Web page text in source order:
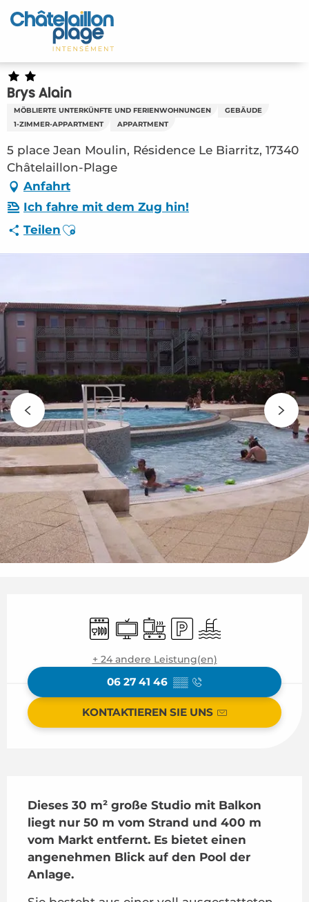
Aller
au
principal
Startseite - DE
Entdecken Sie
Aktivitäten
Treffpunkt
Ihr Aufenthalt - DE
HLO – Brys Alain (Châtelaillon-Plage)
Brys Alain
MÖBLIERTE UNTERKÜNFTE UND FERIENWOHNUNGEN
GEBÄUDE
1-ZIMMER-APPARTMENT
APPARTMENT
5 place Jean Moulin, Résidence Le Biarritz, 17340
Châtelaillon-Plage
Anfahrt
Ich fahre mit dem Zug hin!
Teilen Ajouter aux favoris
Geschirrspülmaschine
Fernsehen
Kochplatte
ParkplatzSchwimmbad
+ 24 andere Leistung(en)
06 27 41 46 ▒▒
KONTAKTIEREN SIE UNS
Dieses 30 m² große Studio mit Balkon
liegt nur 50 m vom Strand und 400 m
vom Markt entfernt. Es bietet einen
angenehmen Blick auf den Pool der
Anlage.